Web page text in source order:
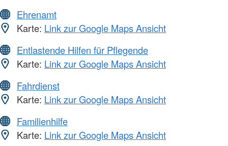
Ehrenamt
Karte: Link zur Google Maps Ansicht
Entlastende Hilfen für Pflegende
Karte: Link zur Google Maps Ansicht
Fahrdienst
Karte: Link zur Google Maps Ansicht
Familienhilfe
Karte: Link zur Google Maps Ansicht